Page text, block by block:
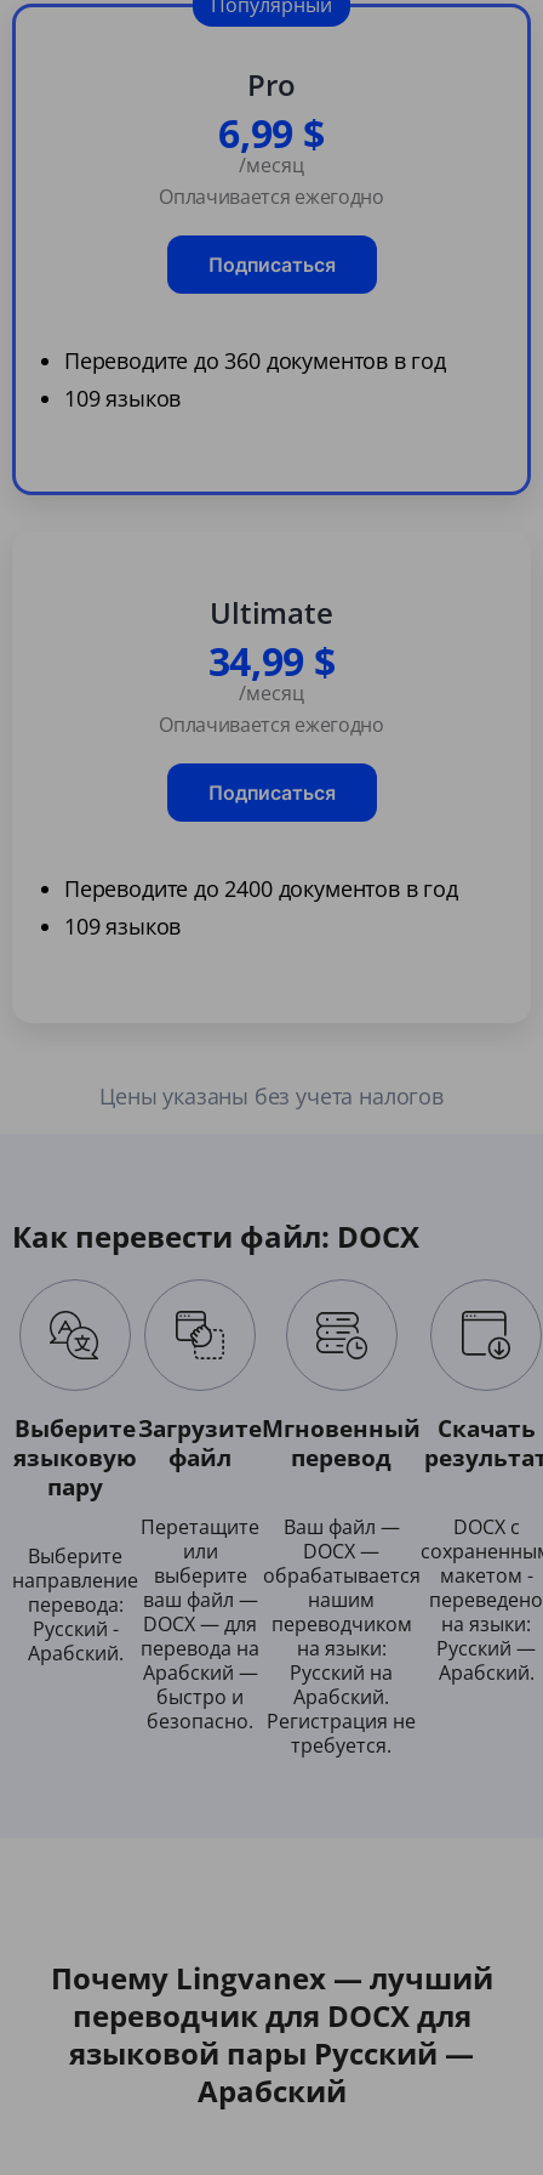
Pro
6,99 $
/месяц
Оплачивается ежегодно
Подписаться
Переводите до 360 документов в год
109 языков
Ultimate
34,99 $
/месяц
Оплачивается ежегодно
Подписаться
Переводите до 2400 документов в год
109 языков
Цены указаны без учета налогов
Как перевести файл: DOCX
Выберите
языковую
пару
Выберите
направление
перевода:
Русский -
Арабский.
Загрузите
файл
Перетащите
или
выберите
ваш файл —
DOCX — для
перевода на
Арабский —
быстро и
безопасно.
Мгновенный
перевод
Ваш файл —
DOCX —
обрабатывается
нашим
переводчиком
на языки:
Русский на
Арабский.
Регистрация не
требуется.
Скачать
DOCX с
макетом -
переведено
на языки:
Русский —
Арабский.
Почему Lingvanex — лучший
переводчик для DOCX для
языковой пары Русский —
Арабский